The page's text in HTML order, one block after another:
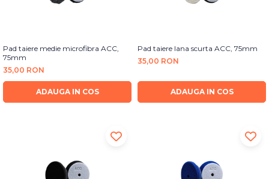
Pad taiere medie microfibra ACC,
75mm
35,00 RON
ADAUGA IN COS
Pad taiere lana scurta ACC, 75mm
35,00 RON
ADAUGA IN COS